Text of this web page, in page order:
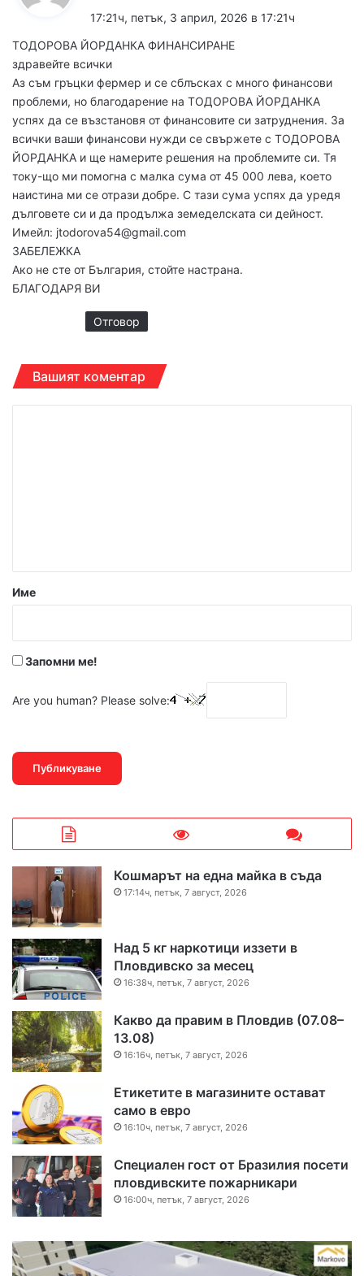
а
а
17:21ч, петък, 3 април, 2026 в 17:21ч
ТОДОРОВА ЙОРДАНКА ФИНАНСИРАНЕ
здравейте всички
Аз съм гръцки фермер и се сблъсках с много финансови
проблеми, но благодарение на ТОДОРОВА ЙОРДАНКА
успях да се възстановя от финансовите си затруднения. За
всички ваши финансови нужди се свържете с ТОДОРОВА
ЙОРДАНКА и ще намерите решения на проблемите си. Тя
току-що ми помогна с малка сума от 45 000 лева, което
наистина ми се отрази добре. С тази сума успях да уредя
дълговете си и да продължа земеделската си дейност.
Имейл: jtodorova54@gmail.com
ЗАБЕЛЕЖКА
Ако не сте от България, стойте настрана.
БЛАГОДАРЯ ВИ
Отговор
Вашият коментар
р
Име
Запомни ме!
Are you human? Please solve:
Кошмарът на една майка в съда
17:14ч, петък, 7 август, 2026
Над 5 кг наркотици иззети в
Пловдивско за месец
16:38ч, петък, 7 август, 2026
Какво да правим в Пловдив (07.08–
13.08)
16:16ч, петък, 7 август, 2026
Етикетите в магазините остават
само в евро
16:10ч, петък, 7 август, 2026
Специален гост от Бразилия посети
пловдивските пожарникари
16:00ч, петък, 7 август, 2026